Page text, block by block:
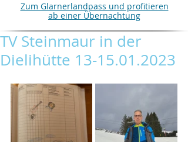
Zum Glarnerlandpass und profitieren
ab einer Übernachtung
TV Steinmaur in der
Dielihütte 13-15.01.2023